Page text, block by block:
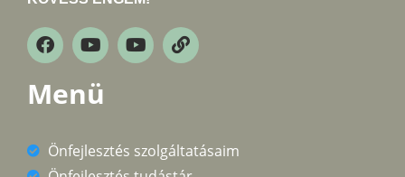
Menü
Önfejlesztés szolgáltatásaim